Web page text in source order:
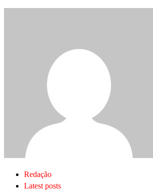
Redação
Latest posts